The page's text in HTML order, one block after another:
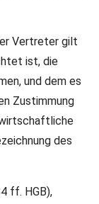
Vertreter gilt
ist, die
und dem es
Zustimmung
des
ff. HGB),